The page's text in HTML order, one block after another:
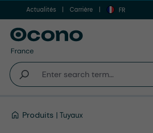
Aller au contenu principal
Actualités Carrière FR
Produits Tuyaux